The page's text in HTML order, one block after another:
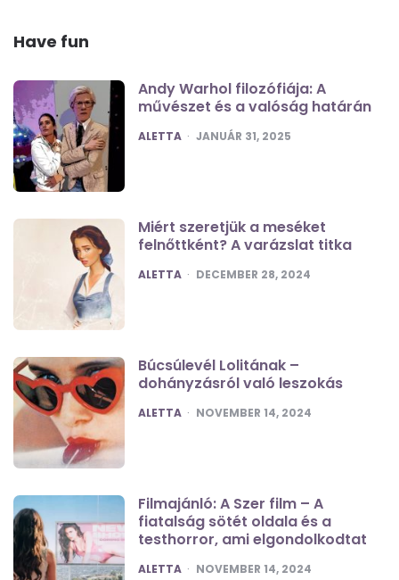
Have fun
Andy Warhol filozófiája: A
művészet és a valóság határán
POSTED
ALETTA JANUÁR 31, 2025
Miért szeretjük a meséket
felnőttként? A varázslat titka
POSTED
ALETTA DECEMBER 28, 2024
Búcsúlevél Lolitának –
dohányzásról való leszokás
POSTED
ALETTA NOVEMBER 14, 2024
Filmajánló: A Szer film – A
fiatalság sötét oldala és a
testhorror, ami elgondolkodtat
POSTED
ALETTA NOVEMBER 14, 2024